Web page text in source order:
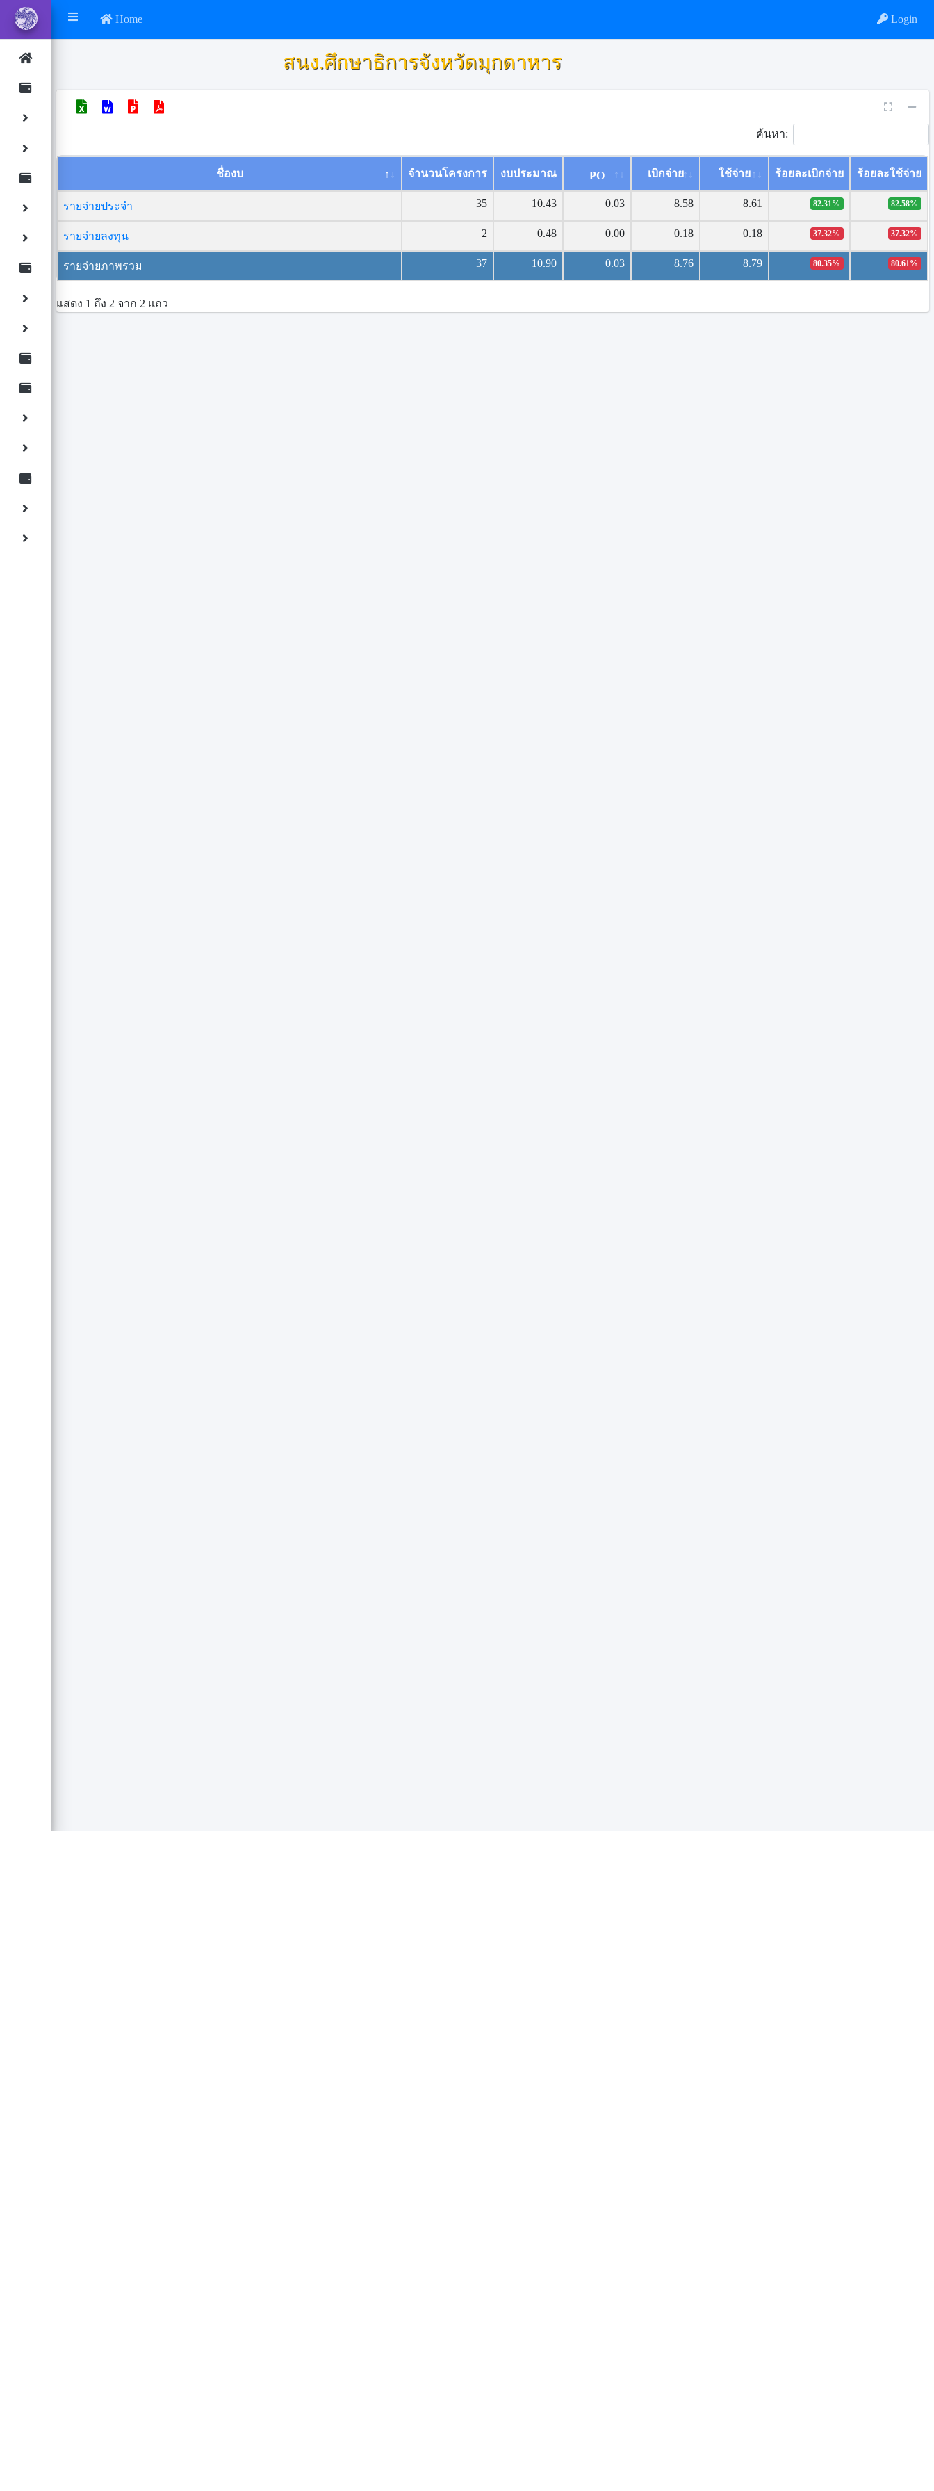
Home Login
สนง.ศึกษาธิการจังหวัดมุกดาหาร
ค้นหา:
ชื่องบ จำนวนโครงการ งบประมาณ PO เบิกจ่าย ใช้จ่าย ร้อยละเบิกจ่าย ร้อยละใช้จ่าย
รายจ่ายประจำ 35 10.43 0.03 8.58 8.61 82.31% 82.58%
รายจ่ายลงทุน 2 0.48 0.00 0.18 0.18 37.32% 37.32%
รายจ่ายภาพรวม 37 10.90 0.03 8.76 8.79 80.35% 80.61%
แสดง 1 ถึง 2 จาก 2 แถว